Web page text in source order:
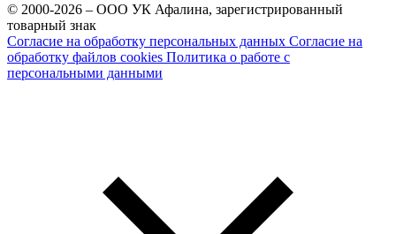
© 2000-2026 – ООО УК Афалина, зарегистрированный
товарный знак
Согласие на обработку персональных данных Согласие на
обработку файлов cookies Политика о работе с
персональными данными